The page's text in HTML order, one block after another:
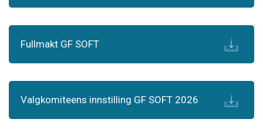
Fullmakt GF SOFT
Valgkomiteens innstilling GF SOFT 2026